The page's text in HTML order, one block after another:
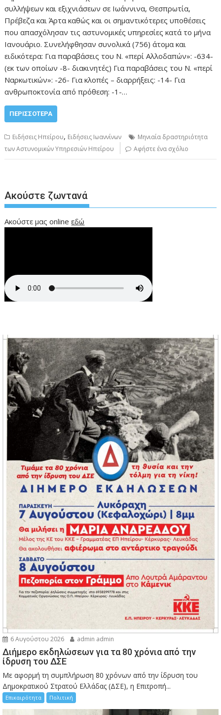
συλλήψεων και εξιχνιάσεων σε Ιωάννινα, Θεσπρωτία,
Πρέβεζα και Άρτα καθώς και οι σημαντικότερες υποθέσεις
που απασχόλησαν τις αστυνομικές υπηρεσίες κατά το μήνα
Ιανουάριο. Συνελήφθησαν συνολικά (756) άτομα και
ειδικότερα: Για παραβάσεις του Ν. «περί Αλλοδαπών»: -634-
(εκ των οποίων -8- διακινητές) Για παραβάσεις του Ν. «περί
Ναρκωτικών»: -26- Για κλοπές – διαρρήξεις: -14- Για
ανθρωποκτονία από πρόθεση: -1-…
ΠΕΡΙΣΣΌΤΕΡΑ
Ειδήσεις Ηπείρου, Ειδήσεις Ιωαννίνων
Μηνιαία δραστηριότητα
των Αστυνομικών Υπηρεσιών Ηπείρου
Αφήστε ένα σχόλιο
Ακούστε ζωντανά
Ακούστε μας onlineεδώ
6 Αυγούστου 2026 admin admin
Διήμερο εκδηλώσεων για τα 80 χρόνια από την
ίδρυση του ΔΣΕ
Με αφορμή τη συμπλήρωση 80 χρόνων από την ίδρυση του
Δημοκρατικού Στρατού Ελλάδας (ΔΣΕ), η Επιτροπή...
Επικαιρότητα Πολιτική